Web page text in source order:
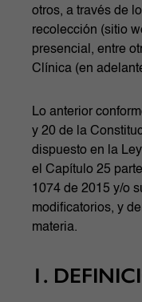
otros, a través de
recolección (sitio
presencial, entre
Clínica (en
Lo anterior
y 20 de la
dispuesto en la
el Capítulo 25
1074 de 2015 y/o
modificatorios, y
materia.
1.